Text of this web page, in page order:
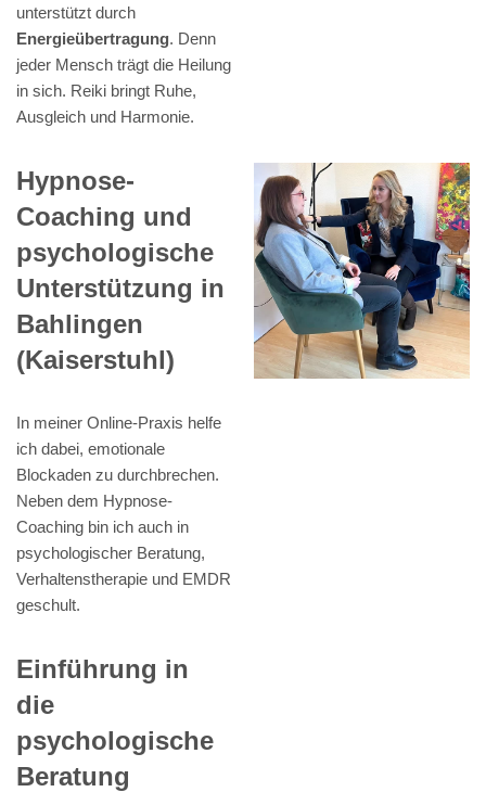
unterstützt durch
Energieübertragung. Denn
jeder Mensch trägt die Heilung
in sich. Reiki bringt Ruhe,
Ausgleich und Harmonie.
Hypnose-
Coaching und
psychologische
Unterstützung in
Bahlingen
(Kaiserstuhl)
In meiner Online-Praxis helfe
ich dabei, emotionale
Blockaden zu durchbrechen.
Neben dem Hypnose-
Coaching bin ich auch in
psychologischer Beratung,
Verhaltenstherapie und EMDR
geschult.
Einführung in
die
psychologische
Beratung